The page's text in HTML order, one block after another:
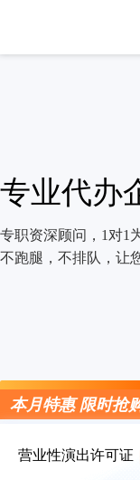
专业代办
专职资深顾问，1对1
不跑腿，不排队，让
立即咨询
本月特惠 限时抢
营业性演出许可证